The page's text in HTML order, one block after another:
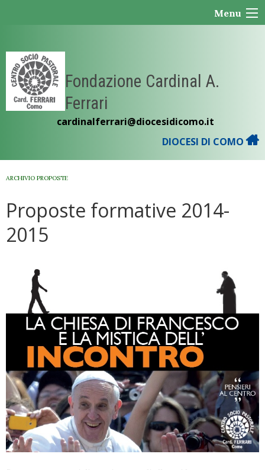
Menu
Fondazione Cardinal A.
Ferrari
cardinalferrari@diocesidicomo.it
DIOCESI DI COMO
ARCHIVIO PROPOSTE
Proposte formative 2014-
2015